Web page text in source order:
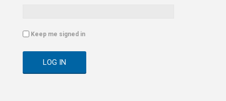
Keep me signed in
LOG IN